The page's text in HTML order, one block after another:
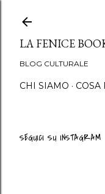
LA FENICE
BLOG CULTURALE
CHI SIAMO COSA
SEGUICI SU INSTAGRAM